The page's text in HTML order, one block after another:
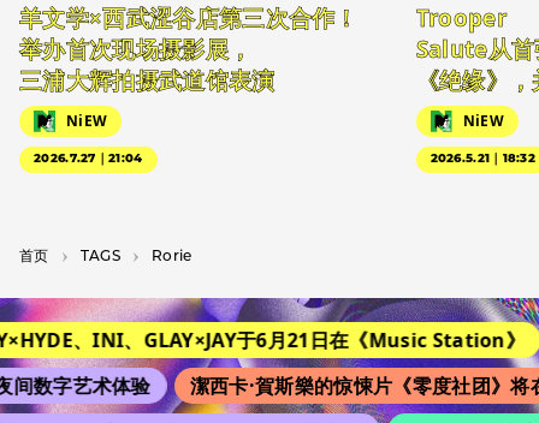
羊文学×西武涩谷店第三次合作！
举办首次现场摄影展，
三浦大辉拍摄武道馆表演
NiEW
2026.7.27｜21:04
Trooper
Salute从首
《绝缘》
NiEW
2026.5.21｜18:32
首页 T­A­G­S Rorie
、INI、GLAY×JAY于6月21日在《Music Station》
数字艺术体验
潔西卡·賀斯樂的惊悚片《零度社团》将